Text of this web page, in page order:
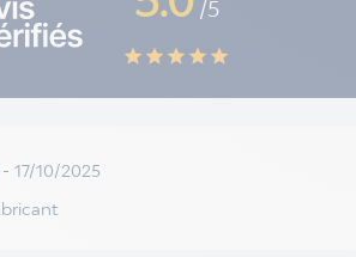
/5
star star star star star
- 17/10/2025